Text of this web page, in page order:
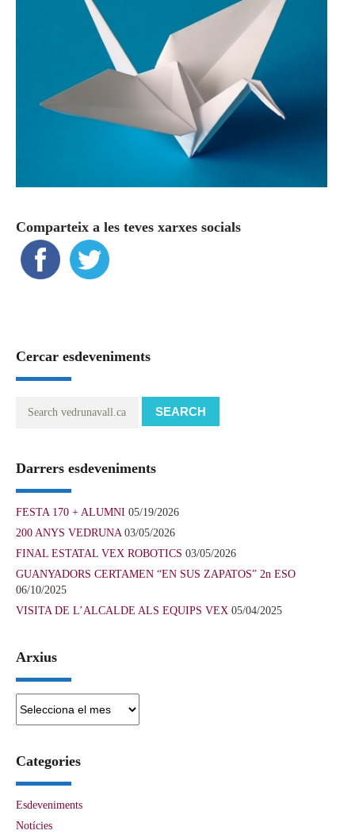
Comparteix a les teves xarxes socials
Cercar esdeveniments
SEARCH
Darrers esdeveniments
FESTA 170 + ALUMNI 05/19/2026
200 ANYS VEDRUNA 03/05/2026
FINAL ESTATAL VEX ROBOTICS 03/05/2026
GUANYADORS CERTAMEN “EN SUS ZAPATOS” 2n ESO
06/10/2025
VISITA DE L’ALCALDE ALS EQUIPS VEX 05/04/2025
Arxius
Categories
Esdeveniments
Notícies